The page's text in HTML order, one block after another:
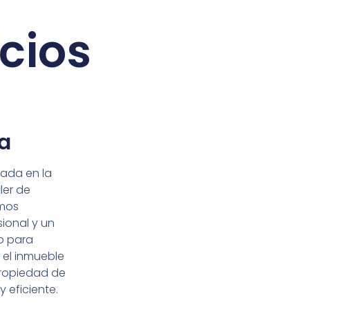
en la
de
y un
para
inmueble
de
eficiente.